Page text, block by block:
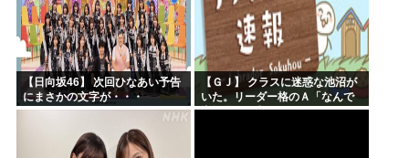
【日向坂46】 次回ひなあい予告
にまさかの文字が・・・
【ＧＪ】 クラスに迷惑な池沼が
いた。リーダー格のＡ「なんで
支援学級に入れないんです